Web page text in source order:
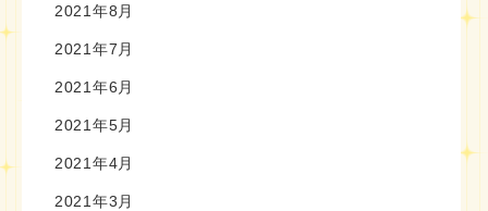
2021年8月
2021年7月
2021年6月
2021年5月
2021年4月
2021年3月